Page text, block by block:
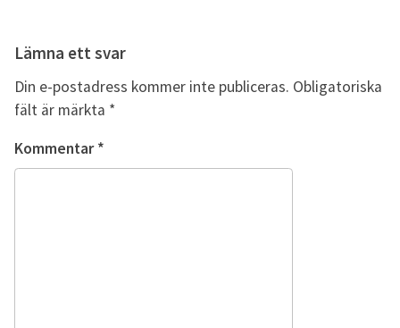
Lämna ett svar
Din e-postadress kommer inte publiceras. Obligatoriska
fält är märkta *
Kommentar*